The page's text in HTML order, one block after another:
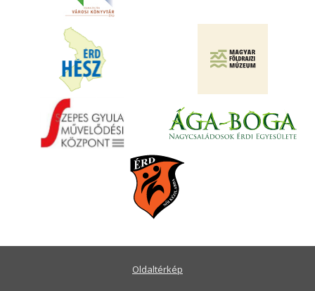
Oldaltérkép